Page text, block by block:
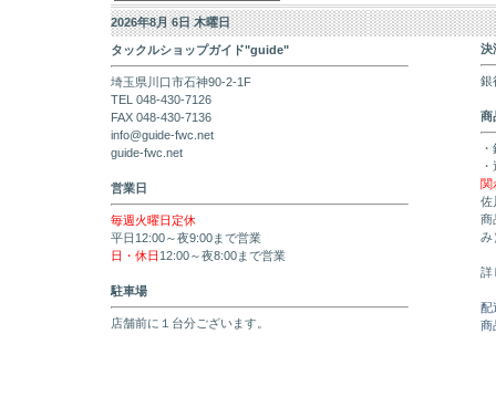
2026年8月 6日 木曜日
タックルショップガイド"guide"
埼玉県川口市石神90-2-1F
TEL 048-430-7126
FAX 048-430-7136
info@guide-fwc.net
guide-fwc.net
営業日
毎週火曜日定休
平日12:00～夜9:00まで営業
日・休日 12:00～夜8:00まで営業
駐車場
店舗前に１台分ございます。
決
銀
商
関
佐
商
み
詳
配
商